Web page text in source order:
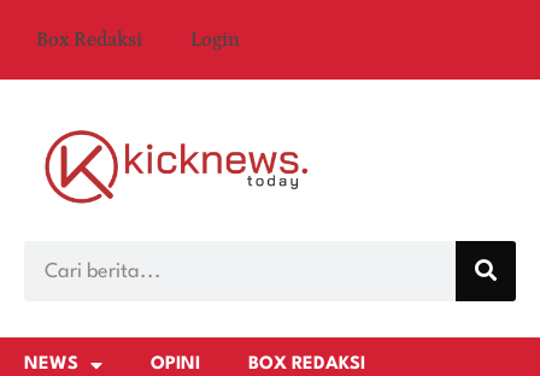
Box Redaksi Login
NEWS OPINI BOX REDAKSI